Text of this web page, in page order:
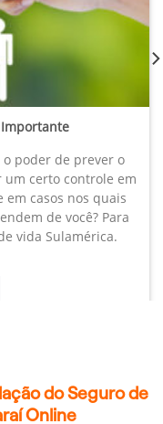
o poder de prever o
certo controle em
em casos nos quais
de você? Para
vida Sulamérica.
do Seguro de
Online